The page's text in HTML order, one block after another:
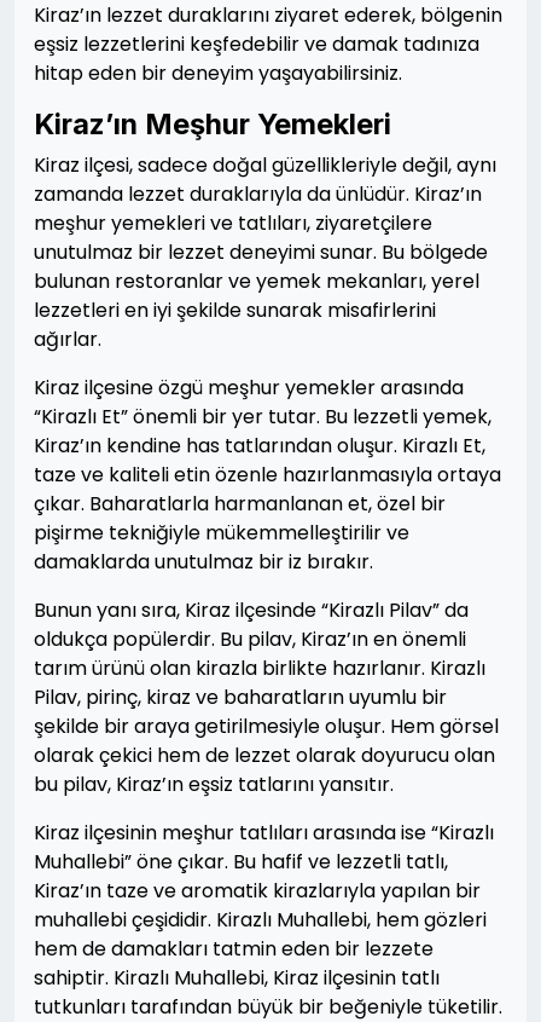
Kiraz’ın lezzet duraklarını ziyaret ederek, bölgenin
eşsiz lezzetlerini keşfedebilir ve damak tadınıza
hitap eden bir deneyim yaşayabilirsiniz.
Kiraz’ın Meşhur Yemekleri
Kiraz ilçesi, sadece doğal güzellikleriyle değil, aynı
zamanda lezzet duraklarıyla da ünlüdür. Kiraz’ın
meşhur yemekleri ve tatlıları, ziyaretçilere
unutulmaz bir lezzet deneyimi sunar. Bu bölgede
bulunan restoranlar ve yemek mekanları, yerel
lezzetleri en iyi şekilde sunarak misafirlerini
ağırlar.
Kiraz ilçesine özgü meşhur yemekler arasında
“Kirazlı Et” önemli bir yer tutar. Bu lezzetli yemek,
Kiraz’ın kendine has tatlarından oluşur. Kirazlı Et,
taze ve kaliteli etin özenle hazırlanmasıyla ortaya
çıkar. Baharatlarla harmanlanan et, özel bir
pişirme tekniğiyle mükemmelleştirilir ve
damaklarda unutulmaz bir iz bırakır.
Bunun yanı sıra, Kiraz ilçesinde “Kirazlı Pilav” da
oldukça popülerdir. Bu pilav, Kiraz’ın en önemli
tarım ürünü olan kirazla birlikte hazırlanır. Kirazlı
Pilav, pirinç, kiraz ve baharatların uyumlu bir
şekilde bir araya getirilmesiyle oluşur. Hem görsel
olarak çekici hem de lezzet olarak doyurucu olan
bu pilav, Kiraz’ın eşsiz tatlarını yansıtır.
Kiraz ilçesinin meşhur tatlıları arasında ise “Kirazlı
Muhallebi” öne çıkar. Bu hafif ve lezzetli tatlı,
Kiraz’ın taze ve aromatik kirazlarıyla yapılan bir
muhallebi çeşididir. Kirazlı Muhallebi, hem gözleri
hem de damakları tatmin eden bir lezzete
sahiptir. Kirazlı Muhallebi, Kiraz ilçesinin tatlı
tutkunları tarafından büyük bir beğeniyle tüketilir.